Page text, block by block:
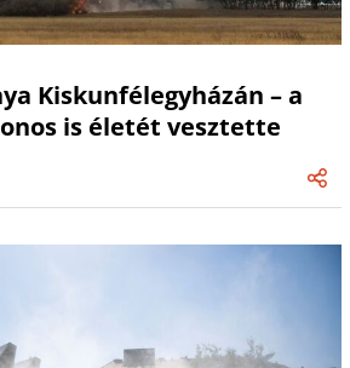
Kiskunfélegyházán – a
is életét vesztette